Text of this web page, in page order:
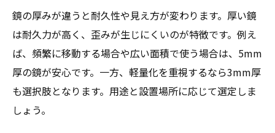
鏡の厚みが違うと耐久性や見え方が変わります。厚い鏡
は耐久力が高く、歪みが生じにくいのが特徴です。例え
ば、頻繁に移動する場合や広い面積で使う場合は、5mm
厚の鏡が安心です。一方、軽量化を重視するなら3mm厚
も選択肢となります。用途と設置場所に応じて選定しま
しょう。